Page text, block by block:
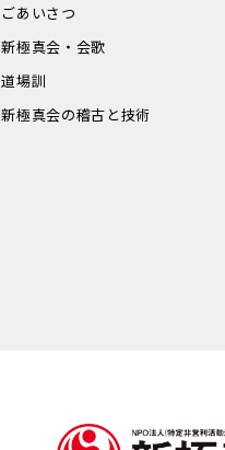
ごあいさつ
新極真会・会歌
道場訓
新極真会の稽古と技術